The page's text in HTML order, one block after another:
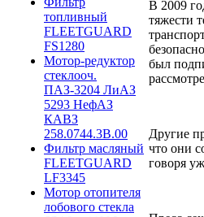
топливный
FLEETGUARD
FS1280
Мотор-редуктор
стеклооч.
ПАЗ-3204 ЛиАЗ
5293 НефАЗ
КАВЗ
258.0744.3B.00
Фильтр масляный
FLEETGUARD
LF3345
Мотор отопителя
лобового стекла
В 2009
тяжести
был
Другие
что они
говоря